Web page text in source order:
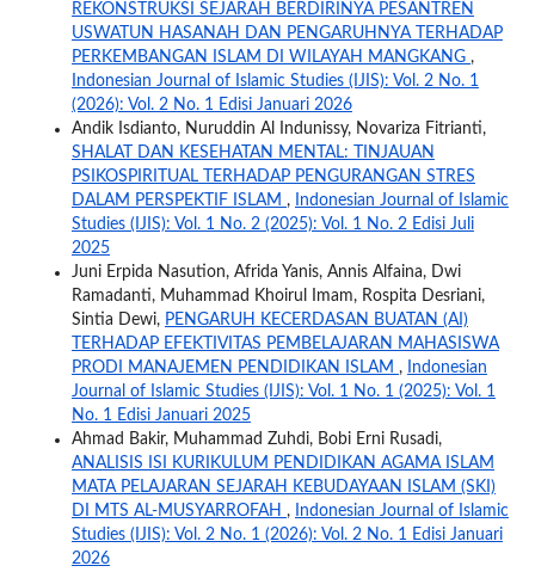
REKONSTRUKSI SEJARAH BERDIRINYA PESANTREN
USWATUN HASANAH DAN PENGARUHNYA TERHADAP
PERKEMBANGAN ISLAM DI WILAYAH MANGKANG ,
Indonesian Journal of Islamic Studies (IJIS): Vol. 2 No. 1
(2026): Vol. 2 No. 1 Edisi Januari 2026
Andik Isdianto, Nuruddin Al Indunissy, Novariza Fitrianti,
SHALAT DAN KESEHATAN MENTAL: TINJAUAN
PSIKOSPIRITUAL TERHADAP PENGURANGAN STRES
DALAM PERSPEKTIF ISLAM ,
Indonesian Journal of Islamic
Studies (IJIS): Vol. 1 No. 2 (2025): Vol. 1 No. 2 Edisi Juli
2025
Juni Erpida Nasution, Afrida Yanis, Annis Alfaina, Dwi
Ramadanti, Muhammad Khoirul Imam, Rospita Desriani,
Sintia Dewi, PENGARUH KECERDASAN BUATAN (AI)
TERHADAP EFEKTIVITAS PEMBELAJARAN MAHASISWA
PRODI MANAJEMEN PENDIDIKAN ISLAM ,
Indonesian
Journal of Islamic Studies (IJIS): Vol. 1 No. 1 (2025): Vol. 1
No. 1 Edisi Januari 2025
Ahmad Bakir, Muhammad Zuhdi, Bobi Erni Rusadi,
ANALISIS ISI KURIKULUM PENDIDIKAN AGAMA ISLAM
MATA PELAJARAN SEJARAH KEBUDAYAAN ISLAM (SKI)
DI MTS AL-MUSYARROFAH ,
Indonesian Journal of Islamic
Studies (IJIS): Vol. 2 No. 1 (2026): Vol. 2 No. 1 Edisi Januari
2026